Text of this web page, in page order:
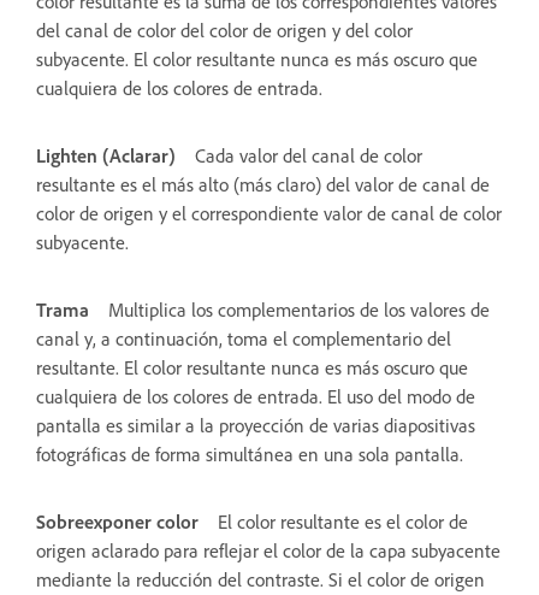
del canal de color del color de origen y del color
subyacente. El color resultante nunca es más oscuro que
cualquiera de los colores de entrada.
Lighten (Aclarar)
Cada valor del canal de color
resultante es el más alto (más claro) del valor de canal de
color de origen y el correspondiente valor de canal de color
subyacente.
Trama
Multiplica los complementarios de los valores de
canal y, a continuación, toma el complementario del
resultante. El color resultante nunca es más oscuro que
cualquiera de los colores de entrada. El uso del modo de
pantalla es similar a la proyección de varias diapositivas
fotográficas de forma simultánea en una sola pantalla.
Sobreexponer color
El color resultante es el color de
origen aclarado para reflejar el color de la capa subyacente
mediante la reducción del contraste. Si el color de origen